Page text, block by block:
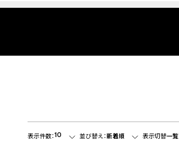
表示件数：10 並び替え：新着順 表示切替一覧